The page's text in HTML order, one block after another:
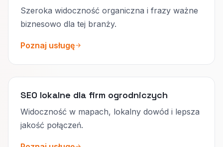
Szeroka widoczność organiczna i frazy ważne
biznesowo dla tej branży.
Poznaj usługę
SEO lokalne dla firm ogrodniczych
Widoczność w mapach, lokalny dowód i lepsza
jakość połączeń.